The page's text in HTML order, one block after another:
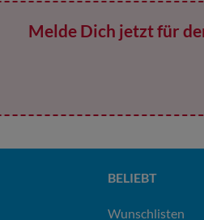
Melde Dich jetzt für
BELIEBT
Wunschlisten